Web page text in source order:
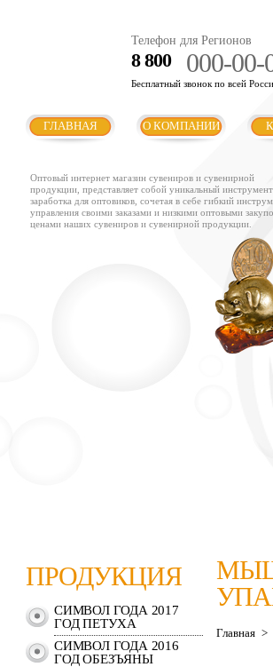
Телефон для Регионов
8 800 000-00-
Бесплатный звонок по всей
ГЛАВНАЯ О КОМПАНИИ
Оптовый интернет магазин сувениров и сувенирной
продукции, представляет собой уникальный инструмент
заработка для оптовиков, сочетая в себе гибкий
управления своими заказами и низкими оптовыми
ценами наших сувениров и сувенирной продукции.
ПРОДУКЦИЯ
СИМВОЛ ГОДА 2017
ГОД ПЕТУХА
СИМВОЛ ГОДА 2016
ГОД ОБЕЗЪЯНЫ
Главная >